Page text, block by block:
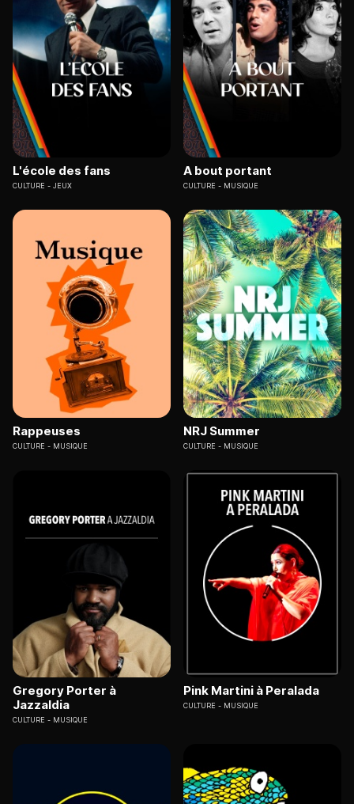
L'école des fans
CULTURE JEUX
A bout portant
CULTURE MUSIQUE
Rappeuses
CULTURE MUSIQUE
NRJ Summer
CULTURE MUSIQUE
Gregory Porter à
Jazzaldia
CULTURE MUSIQUE
Pink Martini à Peralada
CULTURE MUSIQUE